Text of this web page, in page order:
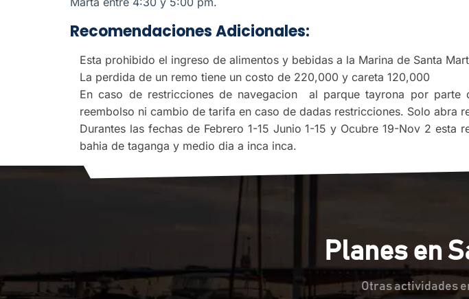
Recomendaciones Adicionales:
Esta prohibido el ingreso de alimentos y bebidas a la Marina de Santa
La perdida de un remo tiene un costo de 220,000 y careta 120,000
En caso de restricciones de navegacion al parque tayrona por parte
reembolso ni cambio de tarifa en caso de dadas restricciones. Solo abra
Durantes las fechas de Febrero 1-15 Junio 1-15 y Ocubre 19-Nov 2
bahia de taganga y medio dia a inca inca.
Planes en
Otras actividades